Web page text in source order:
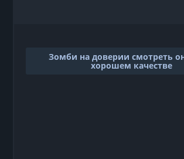
Зомби на доверии смотреть
хорошем качестве